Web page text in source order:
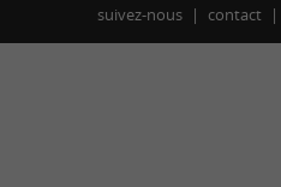
suivez-nous
contact